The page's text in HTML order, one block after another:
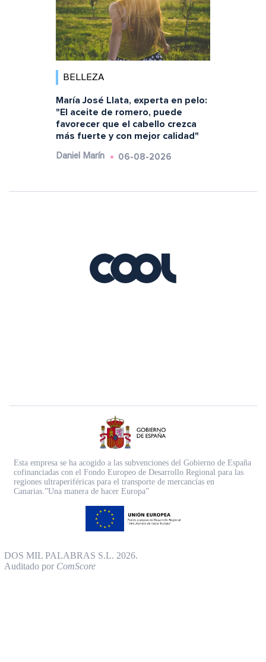
BELLEZA
María José Llata, experta en pelo:
"El aceite de romero, puede
favorecer que el cabello crezca
más fuerte y con mejor calidad"
Daniel Marín 06-08-2026
Esta empresa se ha acogido a las subvenciones del Gobierno de España
cofinanciadas con el Fondo Europeo de Desarrollo Regional para las
regiones ultraperiféricas para el transporte de mercancías en
Canarias.”Una manera de hacer Europa”
DOS MIL PALABRAS S.L. 2026.
Auditado por ComScore